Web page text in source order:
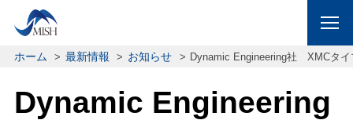
ホーム 最新情報 お知らせ Dynamic Engineering社 XMCタイ
Dynamic Engineering